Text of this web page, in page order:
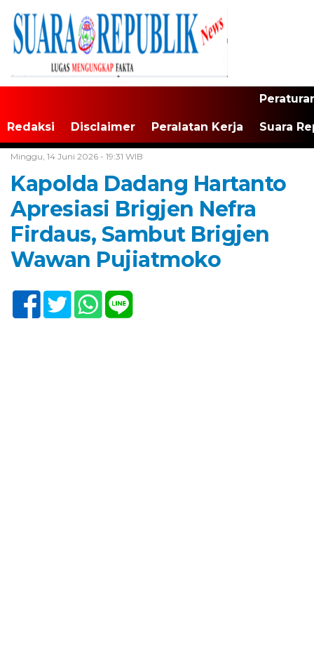
Redaksi Disclaimer Peralatan Kerja Suara
Minggu, 14 Juni 2026 - 19:31 WIB
Kapolda Dadang Hartanto
Apresiasi Brigjen Nefra
Firdaus, Sambut Brigjen
Wawan Pujiatmoko